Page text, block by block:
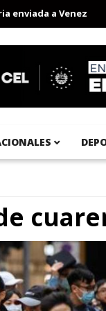
a Venezuela